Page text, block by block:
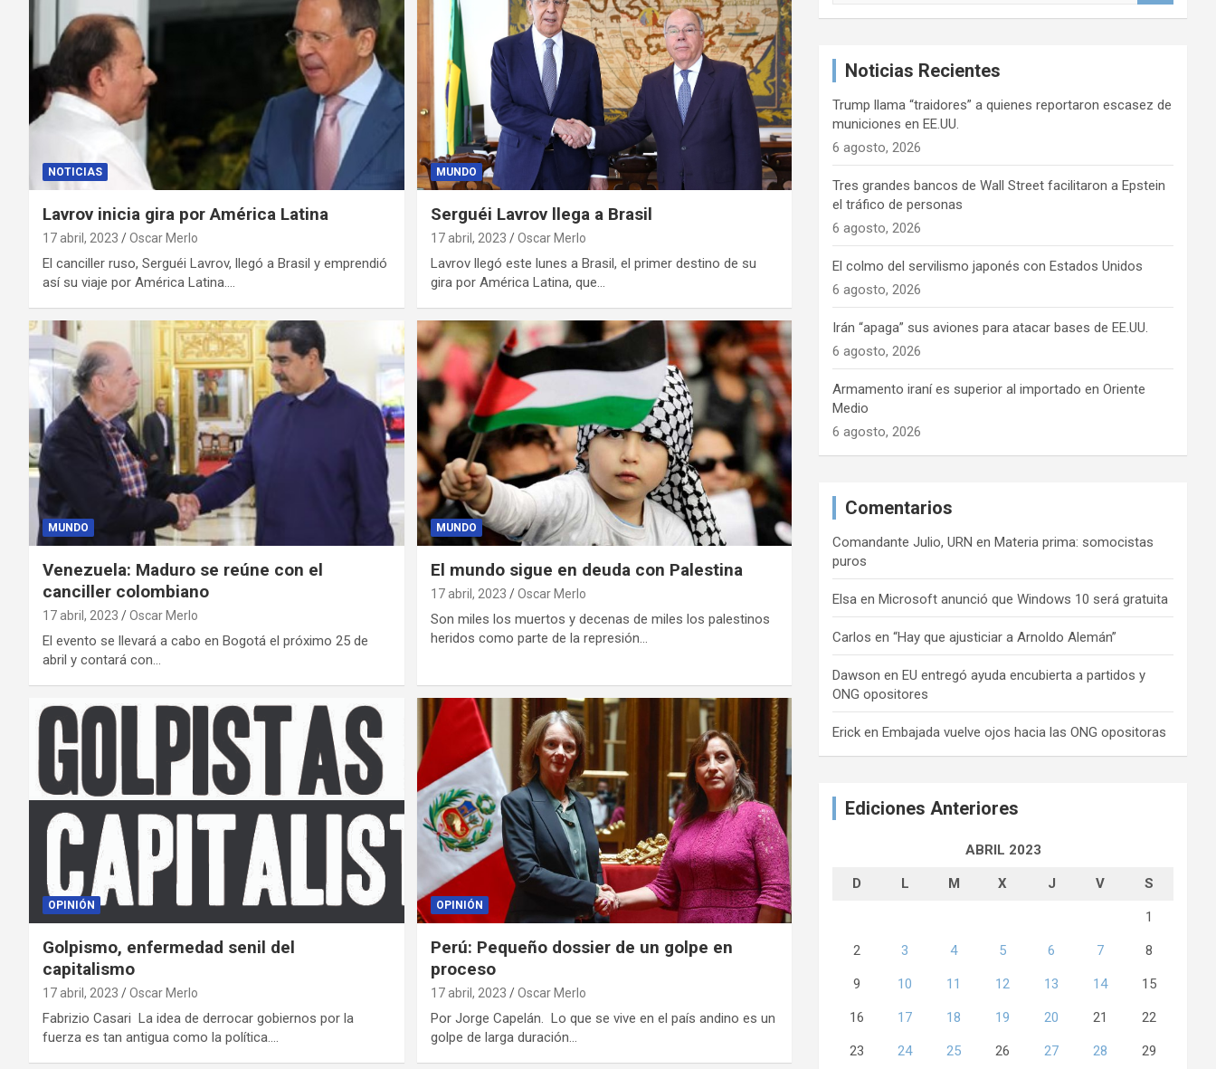
NOTICIAS
Lavrov inicia gira por América Latina
17 abril, 2023 Oscar Merlo
El canciller ruso, Serguéi Lavrov, llegó a Brasil y emprendió
así su viaje por América Latina.…
MUNDO
Serguéi Lavrov llega a Brasil
17 abril, 2023 Oscar Merlo
Lavrov llegó este lunes a Brasil, el primer destino de su
gira por América Latina, que…
MUNDO
Venezuela: Maduro se reúne con el
canciller colombiano
17 abril, 2023 Oscar Merlo
El evento se llevará a cabo en Bogotá el próximo 25 de
abril y contará con…
MUNDO
El mundo sigue en deuda con Palestina
17 abril, 2023 Oscar Merlo
Son miles los muertos y decenas de miles los palestinos
heridos como parte de la represión…
OPINIÓN
Golpismo, enfermedad senil del
capitalismo
17 abril, 2023 Oscar Merlo
Fabrizio Casari La idea de derrocar gobiernos por la
fuerza es tan antigua como la política.…
OPINIÓN
Perú: Pequeño dossier de un golpe en
proceso
17 abril, 2023 Oscar Merlo
Por Jorge Capelán. Lo que se vive en el país andino es un
golpe de larga duración…
Noticias Recientes
Trump llama “traidores” a quienes reportaron escasez de
municiones en EE.UU.
6 agosto, 2026
Tres grandes bancos de Wall Street facilitaron a Epstein
el tráfico de personas
6 agosto, 2026
El colmo del servilismo japonés con Estados Unidos
6 agosto, 2026
Irán “apaga” sus aviones para atacar bases de EE.UU.
6 agosto, 2026
Armamento iraní es superior al importado en Oriente
Medio
6 agosto, 2026
Comentarios
Comandante Julio, URN en Materia prima: somocistas
puros
Elsa en Microsoft anunció que Windows 10 será gratuita
Carlosen“Hay que ajusticiar a Arnoldo Alemán”
Dawson en EU entregó ayuda encubierta a partidos y
ONG opositores
Erick en Embajada vuelve ojos hacia las ONG opositoras
Ediciones Anteriores
ABRIL 2023
D L M X J V S
1
2 3 4 5 6 7 8
9 10 11 12 13 14 15
16 17 18 19 20 21 22
23 24 25 26 27 28 29